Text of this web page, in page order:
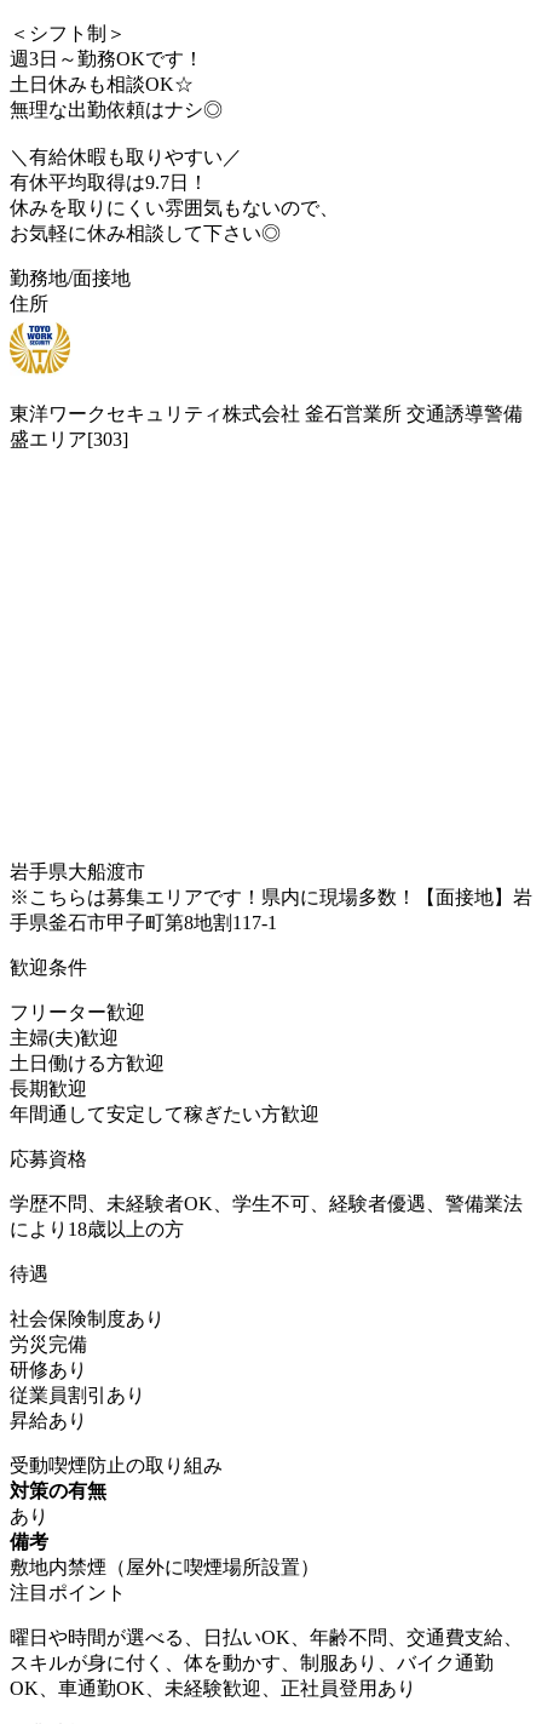
＜シフト制＞
週3日～勤務OKです！
土日休みも相談OK☆
無理な出勤依頼はナシ◎
＼有給休暇も取りやすい／
有休平均取得は9.7日！
休みを取りにくい雰囲気もないので、
お気軽に休み相談して下さい◎
勤務地/面接地
住所
東洋ワークセキュリティ株式会社 釜石営業所 交通誘導警備
盛エリア[303]
岩手県大船渡市
※こちらは募集エリアです！県内に現場多数！【面接地】岩
手県釜石市甲子町第8地割117-1
歓迎条件
フリーター歓迎
主婦(夫)歓迎
土日働ける方歓迎
長期歓迎
年間通して安定して稼ぎたい方歓迎
応募資格
学歴不問、未経験者OK、学生不可、経験者優遇、警備業法
により18歳以上の方
待遇
社会保険制度あり
労災完備
研修あり
従業員割引あり
昇給あり
受動喫煙防止の取り組み
対策の有無
あり
備考
敷地内禁煙（屋外に喫煙場所設置）
注目ポイント
曜日や時間が選べる、日払いOK、年齢不問、交通費支給、
スキルが身に付く、体を動かす、制服あり、バイク通勤
OK、車通勤OK、未経験歓迎、正社員登用あり